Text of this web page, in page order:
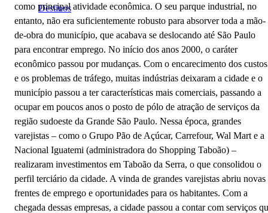
Destinos
como principal atividade econômica. O seu parque industrial, no
entanto, não era suficientemente robusto para absorver toda a mão-
de-obra do município, que acabava se deslocando até São Paulo
para encontrar emprego. No início dos anos 2000, o caráter
econômico passou por mudanças. Com o encarecimento dos custos
e os problemas de tráfego, muitas indústrias deixaram a cidade e o
município passou a ter características mais comerciais, passando a
ocupar em poucos anos o posto de pólo de atração de serviços da
região sudoeste da Grande São Paulo. Nessa época, grandes
varejistas – como o Grupo Pão de Açúcar, Carrefour, Wal Mart e a
Nacional Iguatemi (administradora do Shopping Taboão) –
realizaram investimentos em Taboão da Serra, o que consolidou o
perfil terciário da cidade. A vinda de grandes varejistas abriu novas
frentes de emprego e oportunidades para os habitantes. Com a
chegada dessas empresas, a cidade passou a contar com serviços